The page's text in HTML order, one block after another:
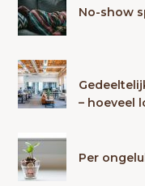
No-show
– hoeveel
Per